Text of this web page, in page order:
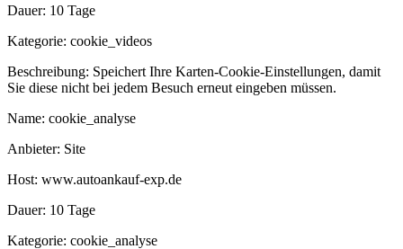
Dauer: 10 Tage
Kategorie: cookie_videos
Beschreibung: Speichert Ihre Karten-Cookie-Einstellungen, damit
Sie diese nicht bei jedem Besuch erneut eingeben müssen.
Name: cookie_analyse
Anbieter: Site
Host: www.autoankauf-exp.de
Dauer: 10 Tage
Kategorie: cookie_analyse